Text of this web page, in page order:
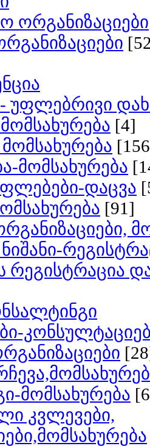
ორგანიზაციები
უფლებრივი
[4]
მომსახურება
დაცვა
[91]
რეგისტრაცია
მომსახურება
კვლევები,